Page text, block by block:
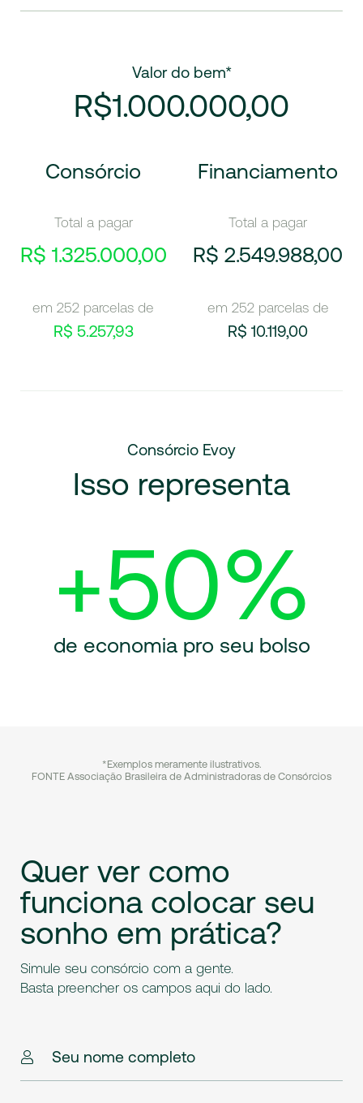
Valor do bem*
R$1.000.000,00
Consórcio
Total a pagar
R$ 1.325.000,00
em 252 parcelas de
R$ 5.257,93
Financiamento
Total a pagar
R$ 2.549.988,00
em 252 parcelas de
R$ 10.119,00
Consórcio Evoy
Isso representa
+50%
de economia pro seu bolso
*Exemplos meramente ilustrativos.
FONTE Associação Brasileira de Administradoras de Consórcios
Quer ver como
funciona colocar seu
sonho em prática?
Simule seu consórcio com a gente.
Basta preencher os campos aqui do lado.
Seu nome completo